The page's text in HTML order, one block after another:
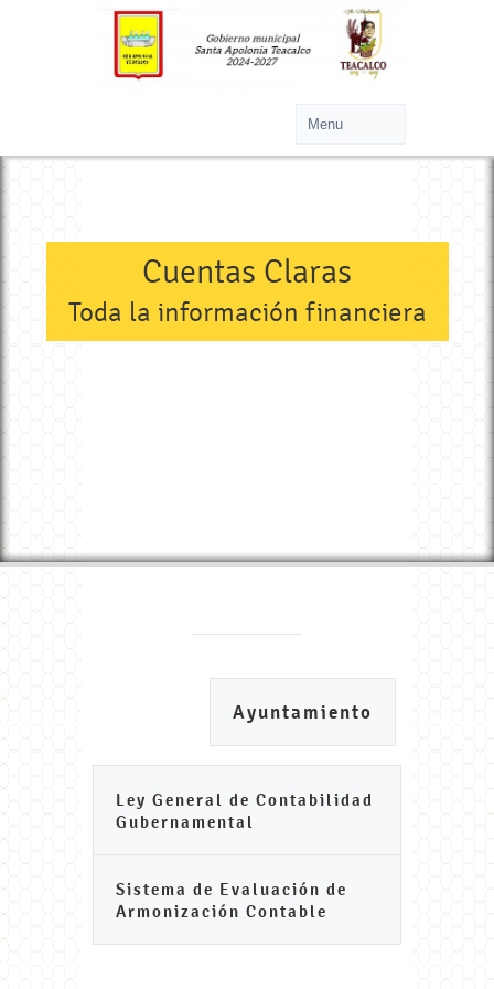
Cuentas Claras
Toda la información financiera
Ayuntamiento
Ley General de Contabilidad
Gubernamental
Sistema de Evaluación de
Armonización Contable